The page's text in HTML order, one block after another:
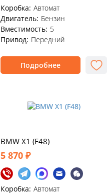
Коробка: Автомат
Двигатель: Бензин
Вместимость: 5
Привод: Передний
Подробнее
BMW X1 (F48)
5 870 ₽
Коробка: Автомат